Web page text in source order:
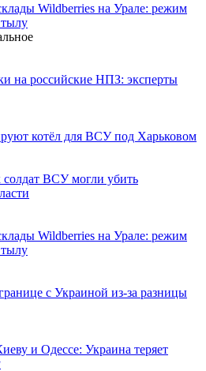
Wildberries на Урале: режим
на российские НПЗ: эксперты
котёл для ВСУ под Харьковом
ВСУ могли убить
Wildberries на Урале: режим
с Украиной из-за разницы
и Одессе: Украина теряет